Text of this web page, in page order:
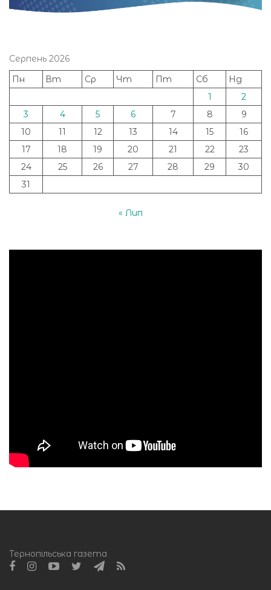
Серпень 2026
Пн
Вт Ср Чт Пт Сб
Нд
1
2
3
4 5 6 7 8
9
10
11 12 13 14 15
16
17
18 19 20 21 22
23
24
25 26 27 28 29
30
31
« Лип
Тернопільська газета